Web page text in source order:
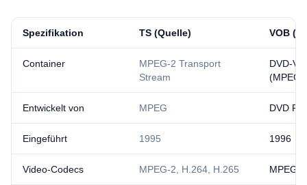
Spezifikation ⁦TS⁩ (Quelle) ⁦VOB⁩
Container
MPEG-2 Transport
Stream
DVD-
(MPEG-
Entwickelt von MPEG DVD
Eingeführt 1995 1996
Video-Codecs MPEG-2, H.264, H.265 MPEG-2